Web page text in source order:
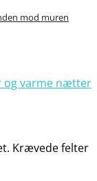
mod muren
og varme nætter
Krævede felter